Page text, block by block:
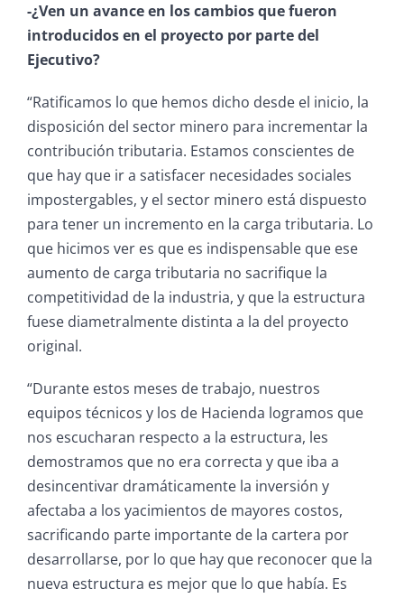
-¿Ven un avance en los cambios que fueron
introducidos en el proyecto por parte del
Ejecutivo?
“Ratificamos lo que hemos dicho desde el inicio, la
disposición del sector minero para incrementar la
contribución tributaria. Estamos conscientes de
que hay que ir a satisfacer necesidades sociales
impostergables, y el sector minero está dispuesto
para tener un incremento en la carga tributaria. Lo
que hicimos ver es que es indispensable que ese
aumento de carga tributaria no sacrifique la
competitividad de la industria, y que la estructura
fuese diametralmente distinta a la del proyecto
original.
“Durante estos meses de trabajo, nuestros
equipos técnicos y los de Hacienda logramos que
nos escucharan respecto a la estructura, les
demostramos que no era correcta y que iba a
desincentivar dramáticamente la inversión y
afectaba a los yacimientos de mayores costos,
sacrificando parte importante de la cartera por
desarrollarse, por lo que hay que reconocer que la
nueva estructura es mejor que lo que había. Es